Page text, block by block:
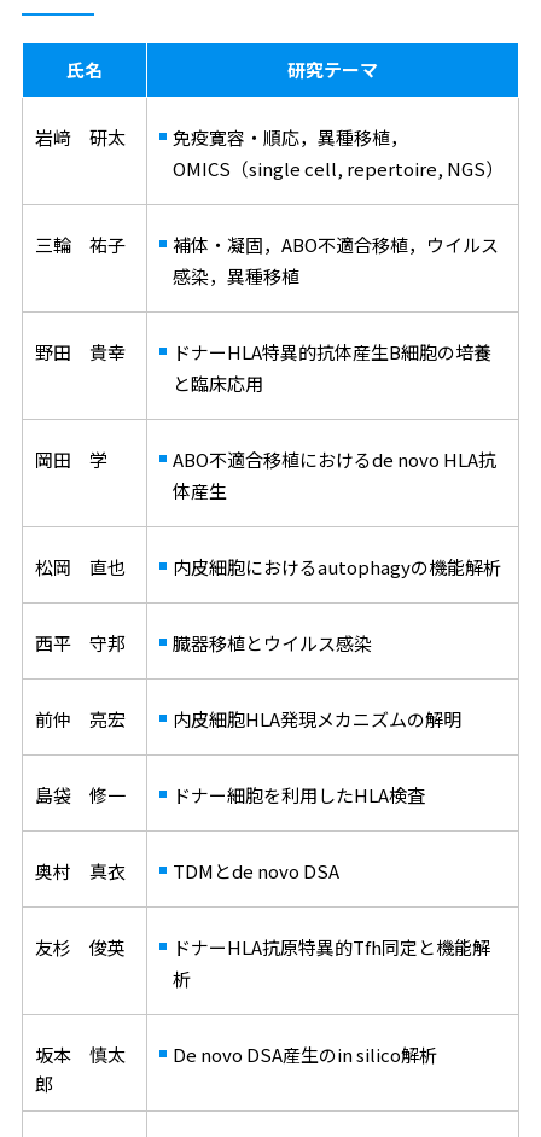
氏名 研究テーマ
岩﨑 研太
免疫寛容・順応，異種移植，
OMICS（single cell, repertoire, NGS）
三輪 祐子
補体・凝固，ABO不適合移植，ウイルス
感染，異種移植
野田 貴幸
ドナーHLA特異的抗体産生B細胞の培養
と臨床応用
岡田 学
ABO不適合移植におけるde novo HLA抗
体産生
松岡 直也 内皮細胞におけるautophagyの機能解析
西平 守邦 臓器移植とウイルス感染
前仲 亮宏 内皮細胞HLA発現メカニズムの解明
島袋 修一 ドナー細胞を利用したHLA検査
奥村 真衣 TDMとde novo DSA
友杉 俊英
ドナーHLA抗原特異的Tfh同定と機能解
析
坂本 慎太
郎
De novo DSA産生のin silico解析